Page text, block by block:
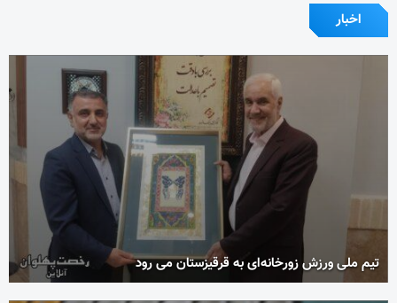
اخبار
تیم ملی ورزش زورخانه‌ای به قرقیزستان می رود